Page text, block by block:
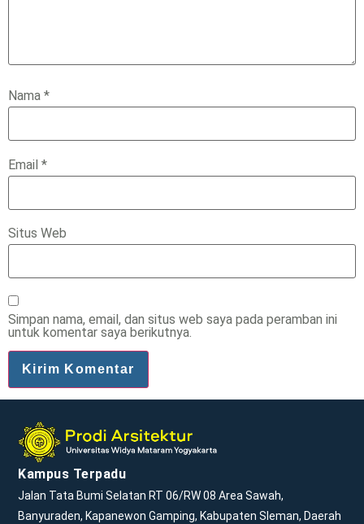
Nama *
Email *
Situs Web
Simpan nama, email, dan situs web saya pada peramban ini
untuk komentar saya berikutnya.
Kampus Terpadu
Jalan Tata Bumi Selatan RT 06/RW 08 Area Sawah,
Banyuraden, Kapanewon Gamping, Kabupaten Sleman, Daerah